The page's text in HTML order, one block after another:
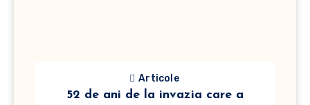
Articole
52 de ani de la invazia care a